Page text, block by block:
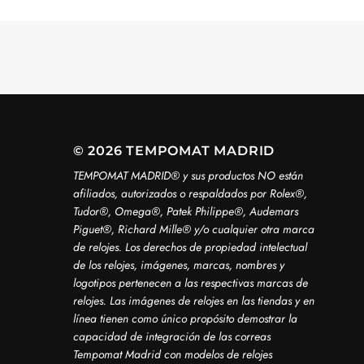
© 2026 TEMPOMAT MADRID
TEMPOMAT MADRID®️ y sus productos NO están
afiliados, autorizados o respaldados por Rolex®️,
Tudor®️, Omega®️, Patek Philippe®️, Audemars
Piguet®️, Richard Mille®️ y/o cualquier otra marca
de relojes. Los derechos de propiedad intelectual
de los relojes, imágenes, marcas, nombres y
logotipos pertenecen a las respectivas marcas de
relojes. Las imágenes de relojes en las tiendas y en
línea tienen como único propósito demostrar la
capacidad de integración de las correas
Tempomat Madrid con modelos de relojes